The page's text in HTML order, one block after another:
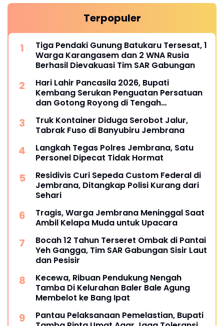
Terpopuler
Tiga Pendaki Gunung Batukaru Tersesat, 1
Warga Karangasem dan 2 WNA Rusia
Berhasil Dievakuasi Tim SAR Gabungan
Hari Lahir Pancasila 2026, Bupati
Kembang Serukan Penguatan Persatuan
dan Gotong Royong di Tengah
Truk Kontainer Diduga Serobot Jalur,
Tabrak Fuso di Banyubiru Jembrana
Langkah Tegas Polres Jembrana, Satu
Personel Dipecat Tidak Hormat
Residivis Curi Sepeda Custom Federal di
Jembrana, Ditangkap Polisi Kurang dari
Sehari
Tragis, Warga Jembrana Meninggal Saat
Ambil Kelapa Muda untuk Upacara
Bocah 12 Tahun Terseret Ombak di Pantai
Yeh Gangga, Tim SAR Gabungan Sisir Laut
dan Pesisir
Kecewa, Ribuan Pendukung Nengah
Tamba Di Kelurahan Baler Bale Agung
Membelot ke Bang Ipat
Pantau Pelaksanaan Pemelastian, Bupati